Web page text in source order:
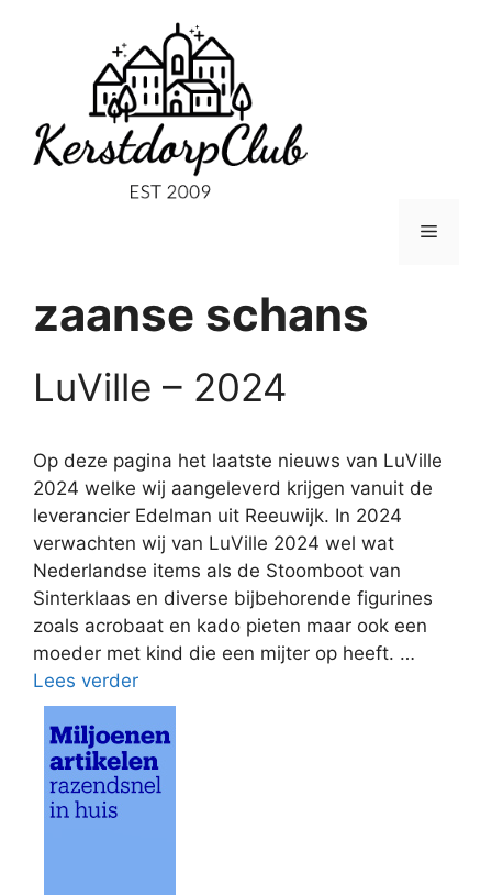
Menu
zaanse schans
LuVille – 2024
Op deze pagina het laatste nieuws van LuVille
2024 welke wij aangeleverd krijgen vanuit de
leverancier Edelman uit Reeuwijk. In 2024
verwachten wij van LuVille 2024 wel wat
Nederlandse items als de Stoomboot van
Sinterklaas en diverse bijbehorende figurines
zoals acrobaat en kado pieten maar ook een
moeder met kind die een mijter op heeft. …
Lees verder